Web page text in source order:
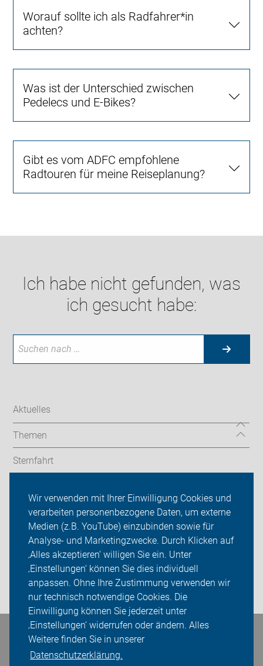
Wir verwenden mit Ihrer Einwilligung Cookies und
verarbeiten personenbezogene Daten, um externe
Medien (z.B. YouTube) einzubinden sowie für
Analyse- und Marketingzwecke. Durch Klicken auf
‚Alles akzeptieren‘ willigen Sie ein. Unter
‚Einstellungen‘ können Sie dies individuell
anpassen. Ohne Ihre Zustimmung verwenden wir
nur technisch notwendige Cookies. Die
Einwilligung können Sie jederzeit unter
‚Einstellungen‘ widerrufen oder ändern. Alles
Weitere finden Sie in unserer
Datenschutzerklärung.
Worauf sollte ich als Radfahrer*in
achten?
Was ist der Unterschied zwischen
Pedelecs und E-Bikes?
Gibt es vom ADFC empfohlene
Radtouren für meine Reiseplanung?
Ich habe nicht gefunden, was
ich gesucht habe:
Aktuelles
Themen
Sternfahrt
ADFC Berlin
Sei dabei
Presse
Bleiben Sie in Kontakt